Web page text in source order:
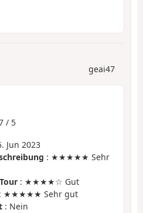
geai47
/ 5
Jun 2023
: ★★★★★ Sehr
: ★★★★☆ Gut
: ★★★★★ Sehr gut
: Nein